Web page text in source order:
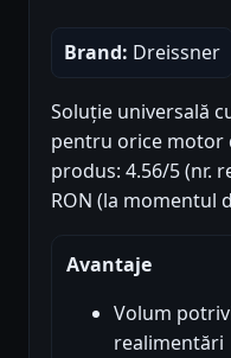
Brand: Dreissner
Soluție universală
pentru orice motor
produs: 4.56/5 (nr.
RON (la momentul
Avantaje
Volum
realimentări